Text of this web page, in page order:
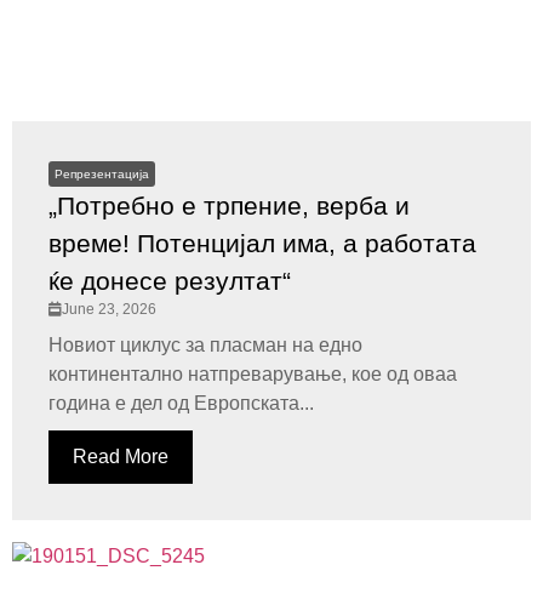
Репрезентација
„Потребно е трпение, верба и
време! Потенцијал има, а работата
ќе донесе резултат“
June 23, 2026
Новиот циклус за пласман на едно
континентално натпреварување, кое од оваа
година е дел од Европската...
Read More